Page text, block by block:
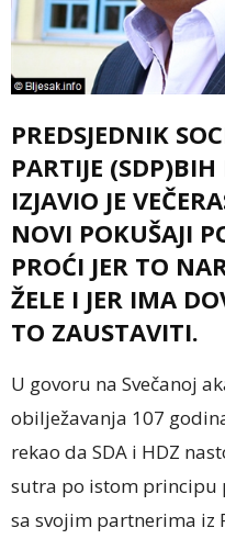
PREDSJEDNIK
PARTIJE
IZJAVIO JE
NOVI POKUŠAJI
PROĆI JER TO
ŽELE I JER IMA
TO ZAUSTAVITI.
U govoru na Svečanoj
obilježavanja 107
rekao da SDA i HDZ
sutra po istom principu
sa svojim partnerima iz